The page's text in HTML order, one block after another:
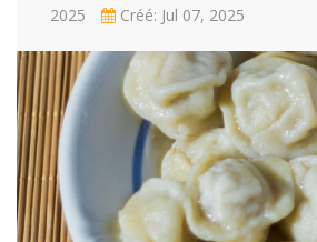
Soupes St valenti…
Recettes
Conseils et astuces
Nous contacter
Connexion / Inscription
2025
Créé: Jul 07, 2025